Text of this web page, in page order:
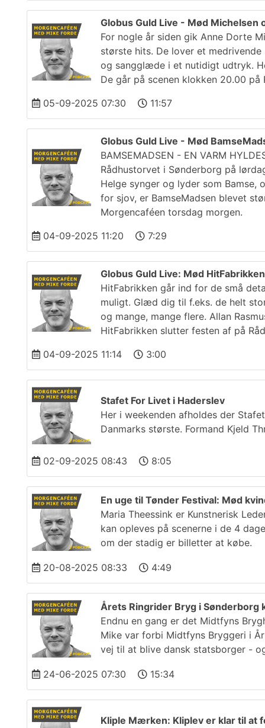
Globus Guld Live - Mød Michelsen
For nogle år siden gik Anne Dorte
største hits. De lover et
og sangglæde i et nutidigt udtryk.
De går på scenen klokken 20.00
05-09-2025 07:30
11:57
Globus Guld Live - Mød
BAMSEMADSEN - EN VARM
Rådhustorvet i Sønderborg på
Helge synger og lyder som Bamse,
for sjov, er BamseMadsen blevet
Morgencaféen torsdag morgen.
04-09-2025 11:20
7:29
Globus Guld Live: Mød HitFabrikken
HitFabrikken går ind for de små
muligt. Glæd dig til f.eks. de helt
og mange, mange flere. Allan
HitFabrikken slutter festen af på
04-09-2025 11:14
3:00
Stafet For Livet i Haderslev
Her i weekenden afholdes der
Danmarks største. Formand Kjeld
02-09-2025 08:43 8:05
En uge til Tønder Festival: Mød
Maria Theessink er Kunstnerisk
kan opleves på scenerne i de 4
om der stadig er billetter at købe.
20-08-2025 08:33 4:49
Årets Ringrider Bryg i Sønderborg
Endnu en gang er det Midtfyns
Mike var forbi Midtfyns Bryggeri i
vej til at blive dansk statsborger -
24-06-2025 07:30 15:34
Kliple Mærken: Kliplev er klar til at